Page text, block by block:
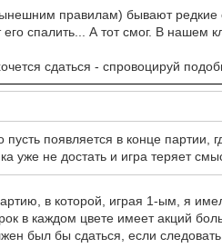
правилам) бывают редкие
его спалить... А тот смог. В
сдаться - спровоцируй
пусть появляется в конце
уже не достать и игра теряет
в которой, играя 1-ым, я
в каждом цвете имеет акций
был бы сдаться, если следовать